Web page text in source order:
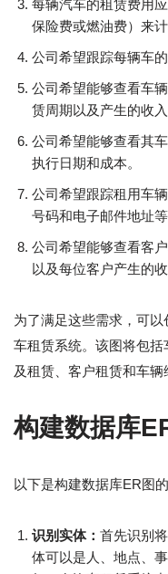
每辆汽车的租赁费用
保险费或燃油费）来计
公司希望跟踪每辆车
公司希望能够查看车
赁周期以及产生的收入
公司希望能够查看其
执行日期和成本。
公司希望跟踪租用车
号码和电子邮件地址等
公司希望能够查看客
以及每位客户产生的收
为了满足这些需求，可
车租赁系统。该图将包
及租赁、客户租赁和车辆
构建数据库
以下是构建数据库ER图
识别实体： 首先识别
体可以是人、地点、